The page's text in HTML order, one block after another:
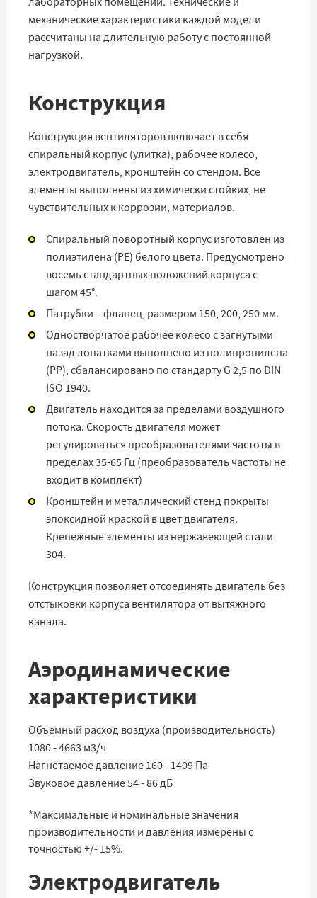
механические характеристики каждой модели
рассчитаны на длительную работу с постоянной
нагрузкой.
Конструкция
Конструкция вентиляторов включает в себя
спиральный корпус (улитка), рабочее колесо,
электродвигатель, кронштейн со стендом. Все
элементы выполнены из химически стойких, не
чувствительных к коррозии, материалов.
Спиральный поворотный корпус изготовлен из
полиэтилена (PE) белого цвета. Предусмотрено
восемь стандартных положений корпуса с
шагом 45°.
Патрубки – фланец, размером 150, 200, 250 мм.
Одностворчатое рабочее колесо с загнутыми
назад лопатками выполнено из полипропилена
(PP), сбалансировано по стандарту G 2,5 по DIN
ISO 1940.
Двигатель находится за пределами воздушного
потока. Скорость двигателя может
регулироваться преобразователями частоты в
пределах 35-65 Гц (преобразователь частоты не
входит в комплект)
Кронштейн и металлический стенд покрыты
эпоксидной краской в цвет двигателя.
Крепежные элементы из нержавеющей стали
304.
Конструкция позволяет отсоединять двигатель без
отстыковки корпуса вентилятора от вытяжного
канала.
Аэродинамические
характеристики
Объёмный расход воздуха (производительность)
1080 - 4663 м3/ч
Нагнетаемое давление 160 - 1409 Па
Звуковое давление 54 - 86 дБ
*Максимальные и номинальные значения
производительности и давления измерены с
точностью +/- 15%.
Электродвигатель